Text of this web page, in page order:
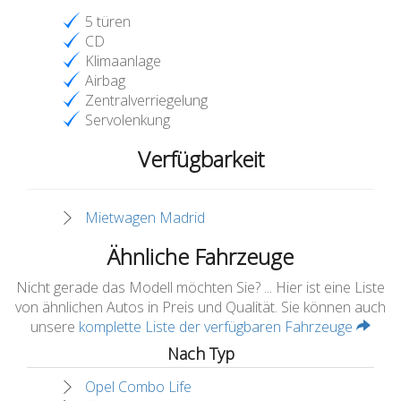
5 türen
CD
Klimaanlage
Airbag
Zentralverriegelung
Servolenkung
Verfügbarkeit
Mietwagen Madrid
Ähnliche Fahrzeuge
Nicht gerade das Modell möchten Sie? ... Hier ist eine Liste
von ähnlichen Autos in Preis und Qualität. Sie können auch
unsere komplette Liste der verfügbaren Fahrzeuge
Nach Typ
Opel Combo Life